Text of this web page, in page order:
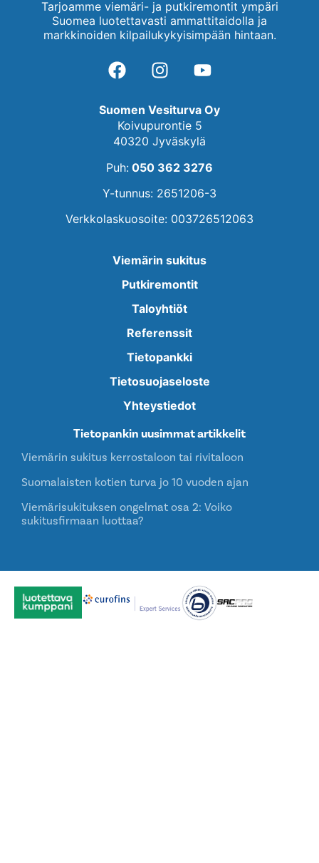
Tarjoamme viemäri- ja putkiremontit ympäri
Suomea luotettavasti ammattitaidolla ja
markkinoiden kilpailukykyisimpään hintaan.
Suomen Vesiturva Oy
Koivupurontie 5
40320 Jyväskylä
Puh: 050 362 3276
Y-tunnus: 2651206-3
Verkkolaskuosoite: 003726512063
Viemärin sukitus
Putkiremontit
Taloyhtiöt
Referenssit
Tietopankki
Tietosuojaseloste
Yhteystiedot
Tietopankin uusimmat artikkelit
Viemärin sukitus kerrostaloon tai rivitaloon
Suomalaisten kotien turva jo 10 vuoden ajan
Viemärisukituksen ongelmat osa 2: Voiko
sukitusfirmaan luottaa?